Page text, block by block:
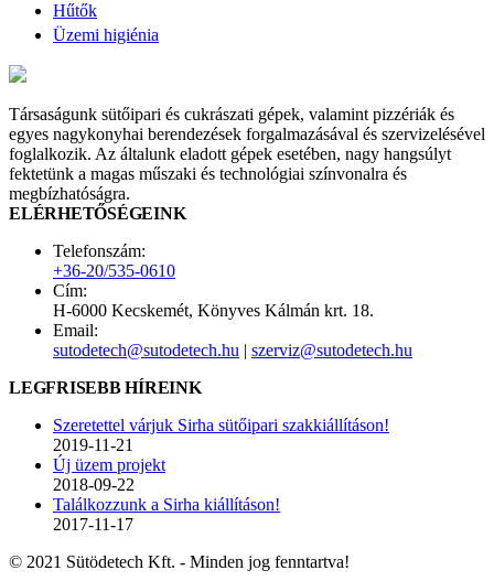
Hűtők
Üzemi higiénia
Társaságunk sütőipari és cukrászati gépek, valamint pizzériák és
egyes nagykonyhai berendezések forgalmazásával és szervizelésével
foglalkozik. Az általunk eladott gépek esetében, nagy hangsúlyt
fektetünk a magas műszaki és technológiai színvonalra és
megbízhatóságra.
ELÉRHETŐSÉGEINK
Telefonszám:
+36-20/535-0610
Cím:
H-6000 Kecskemét, Könyves Kálmán krt. 18.
Email:
sutodetech@sutodetech.hu | szerviz@sutodetech.hu
LEGFRISEBB HÍREINK
Szeretettel várjuk Sirha sütőipari szakkiállításon!
2019-11-21
Új üzem projekt
2018-09-22
Találkozzunk a Sirha kiállításon!
2017-11-17
© 2021 Sütödetech Kft. - Minden jog fenntartva!